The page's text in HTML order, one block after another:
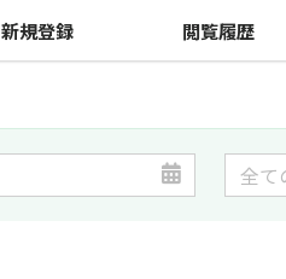
新規登録 閲覧履歴